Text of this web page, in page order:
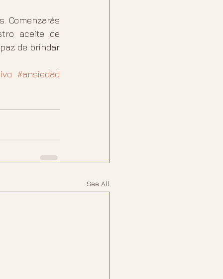
Comenzarás
aceite de
de brindar
#ansiedad
See All